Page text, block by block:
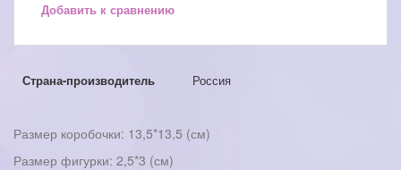
Добавить к сравнению
Страна-производитель Россия
Размер коробочки: 13,5*13,5 (см)
Размер фигурки: 2,5*3 (см)